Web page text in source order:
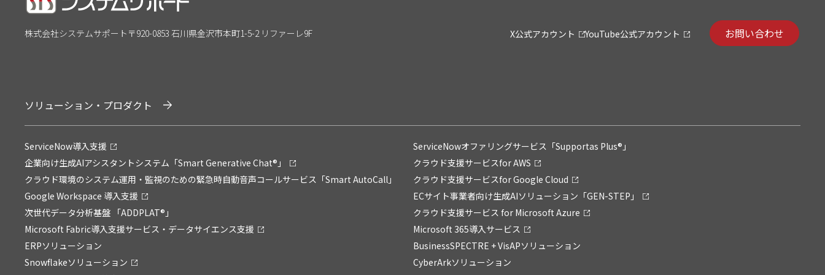
株式会社システムサポート 〒920-0853 石川県金沢市本町1-5-2 リファーレ9F X公式アカウント YouTube公式アカウント お問い合わせ
ソリューション・プロダクト
ServiceNow導入支援
ServiceNowオファリングサービス「Supportas Plus®」
企業向け生成AIアシスタントシステム「Smart Generative Chat®」
クラウド支援サービスfor AWS
クラウド環境のシステム運用・監視のための緊急時自動音声コールサービス「Smart AutoCall」
クラウド支援サービスfor Google Cloud
Google Workspace 導入支援
ECサイト事業者向け生成AIソリューション「GEN-STEP」
次世代データ分析基盤 「ADDPLAT®」
クラウド支援サービス for Microsoft Azure
Microsoft Fabric導入支援サービス・データサイエンス支援
Microsoft 365導入サービス
ERPソリューション
BusinessSPECTRE + VisAPソリューション
Snowflakeソリューション
CyberArkソリューション